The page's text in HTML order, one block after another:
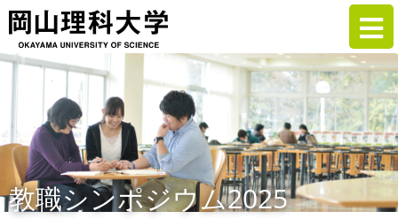
教職シンポジウム2025